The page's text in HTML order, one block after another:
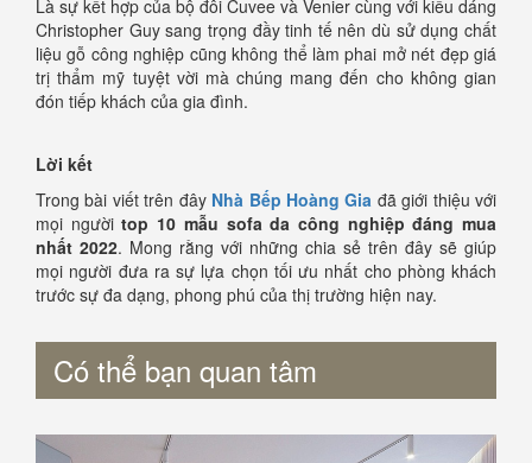
Là sự kết hợp của bộ đôi Cuvee và Venier cùng với kiểu dáng
Christopher Guy sang trọng đầy tinh tế nên dù sử dụng chất
liệu gỗ công nghiệp cũng không thể làm phai mở nét đẹp giá
trị thẩm mỹ tuyệt vời mà chúng mang đến cho không gian
đón tiếp khách của gia đình.
Lời kết
Trong bài viết trên đây Nhà Bếp Hoàng Gia đã giới thiệu với
mọi ngườitop 10 mẫu sofa da công nghiệp đáng mua
nhất 2022. Mong rằng với những chia sẻ trên đây sẽ giúp
mọi người đưa ra sự lựa chọn tối ưu nhất cho phòng khách
trước sự đa dạng, phong phú của thị trường hiện nay.
Có thể bạn quan tâm